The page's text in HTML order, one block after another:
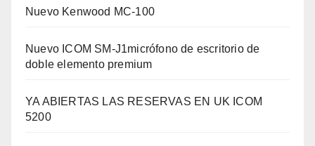
Nuevo Kenwood MC-100
Nuevo ICOM SM-J1micrófono de escritorio de
doble elemento premium
YA ABIERTAS LAS RESERVAS EN UK ICOM
5200